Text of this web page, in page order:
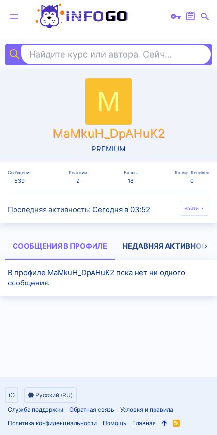
Найдите курс или автора. Сейчас ищут
M
MaMkuH_DpAHuK2
PREMIUM
Сообщения
539
Реакции
2
Баллы
18
Ratings Received
0
Последняя активность Сегодня в 03:52 Найти
СООБЩЕНИЯ В ПРОФИЛЕ НЕДАВНЯЯ АКТИВНОСТЬ
В профиле MaMkuH_DpAHuK2 пока нет ни одного
сообщения.
iO
Русский (RU)
Служба поддержки
Обратная связь
Условия и правила
Политика конфиденциальности
Помощь Главная
R